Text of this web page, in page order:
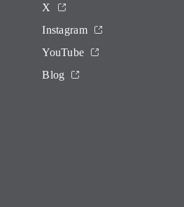
X
Instagram
YouTube
Blog